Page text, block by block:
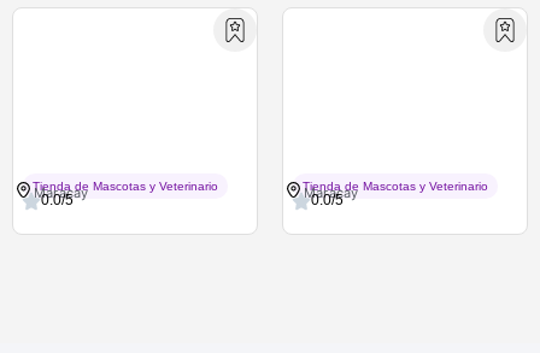
Tienda de Mascotas y Veterinario
Maracay
0.0/5
Tienda de Mascotas y Veterinario
Maracay
0.0/5